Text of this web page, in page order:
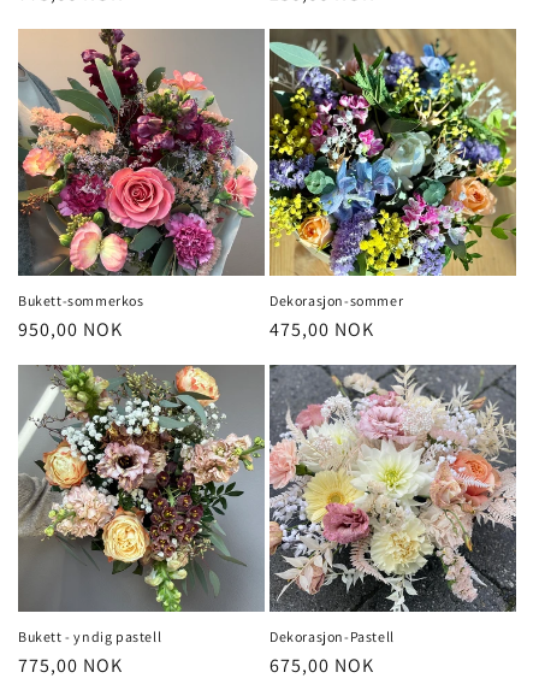
Bukett-sommerkos
Vanlig
950,00 NOK
Dekorasjon-sommer
Vanlig
475,00 NOK
Bukett - yndig pastell
Vanlig
775,00 NOK
Dekorasjon-Pastell
Vanlig
675,00 NOK